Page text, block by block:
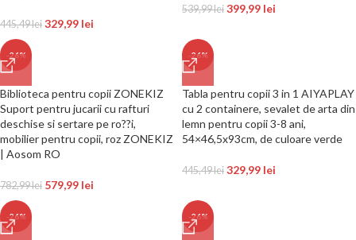
445,49lei 329,99 lei
539,99lei 399,99 lei
-26%
Biblioteca pentru copii ZONEKIZ
Suport pentru jucarii cu rafturi
deschise si sertare pe ro??i,
mobilier pentru copii, roz ZONEKIZ
| Aosom RO
782,99lei 579,99 lei
-26%
Tabla pentru copii 3 in 1 AIYAPLAY
cu 2 containere, sevalet de arta din
lemn pentru copii 3-8 ani,
54×46,5x93cm, de culoare verde
445,49lei 329,99 lei
-26% -26%